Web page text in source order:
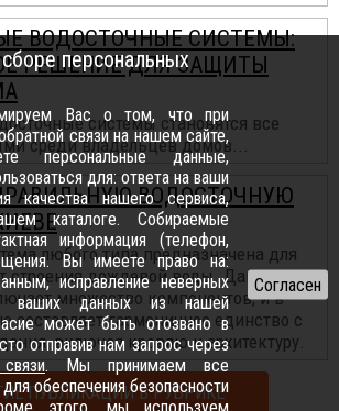
ВОДОСТОЧНЫЕ СИСТЕМЫ:
РЕШЕНИЕ ДЛЯ ЗАЩИТЫ
системы становятся все
среди владельцев домов...
ВОДОСТОЧНУЮ
любого типа предназначена для
строения дождевой воды. Данная
множество компонентов, и в
составляет гармоничное единство с
включая кровлю и архитектуру.
ПУБЛИКАЦИИ В РУБРИКЕ
персональных
Вас о том, что при
связи на нашем сайте,
персональные данные,
для: ответа на ваши
качества нашего сервиса,
каталоге. Собираемые
информация (телефон,
Вы имеете право на:
исправление неверных
ваших данных из нашей
может быть отозвано в
отправив нам запрос через
. Мы принимаем все
обеспечения безопасности